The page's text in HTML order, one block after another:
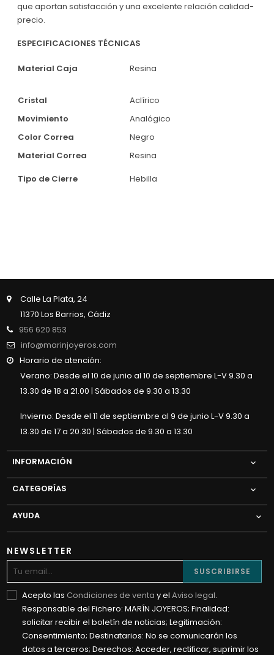
que aportan satisfacción y una excelente relación calidad-
precio.
ESPECIFICACIONES TÉCNICAS
Material Caja Resina
Cristal
Aclírico
Movimiento
Analógico
Color Correa
Negro
Material Correa
Resina
Tipo de Cierre
Hebilla
Calle La Plata, 24
11370 Los Barrios, Cádiz
956 620 853
info@marinjoyeros.com
Horario de atención:
Verano: Desde el 10 de junio al 10 de septiembre L-V 9.30 a
13.30 de 18 a 21.00 | Sábados de 9.30 a 13.30
Invierno: Desde el 11 de septiembre al 9 de junio L-V 9.30 a
13.30 de 17 a 20.30 | Sábados de 9.30 a 13.30
INFORMACIÓN 
CATEGORÍAS 
AYUDA 
NEWSLETTER
SUSCRIBIRSE
Acepto las Condiciones de venta y el Aviso legal.
Responsable del Fichero: MARÍN JOYEROS; Finalidad:
solicitar recibir el boletín de noticias; Legitimación:
Consentimiento; Destinatarios: No se comunicarán los
datos a terceros; Derechos: Acceder, rectificar, suprimir los